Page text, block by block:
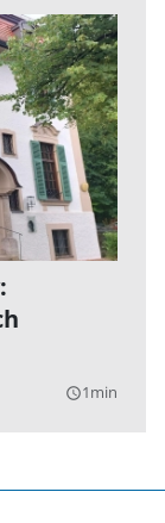
query_builder1min